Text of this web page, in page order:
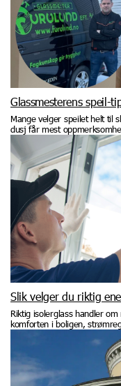
Glassmesterens speil-
Mange velger speilet helt til
dusj får mest
Slik velger du riktig
Riktig isolerglass handler
komforten i boligen,